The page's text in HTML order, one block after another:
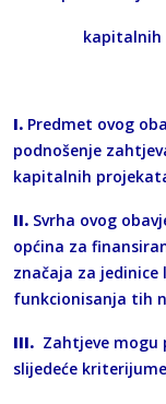
kapitalnih
I. Predmet ovog
podnošenje
kapitalnih
II. Svrha ovog
općina za
značaja za
funkcionisanja tih
III. Zahtjeve
slijedeće